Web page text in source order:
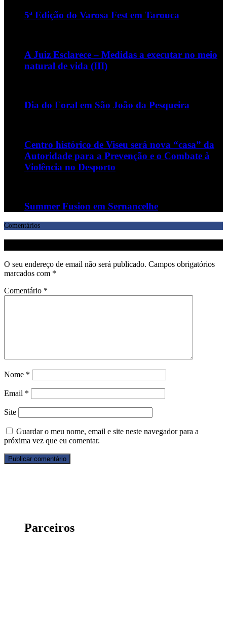
5ª Edição do Varosa Fest em Tarouca
A Juiz Esclarece – Medidas a executar no meio
natural de vida (III)
Dia do Foral em São João da Pesqueira
Centro histórico de Viseu será nova “casa” da
Autoridade para a Prevenção e o Combate à
Violência no Desporto
Summer Fusion em Sernancelhe
Comentários
O seu endereço de email não será publicado. Campos obrigatórios
marcados com *
Comentário *
Nome *
Email *
Site
Guardar o meu nome, email e site neste navegador para a
próxima vez que eu comentar.
Parceiros